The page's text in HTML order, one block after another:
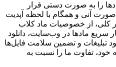
را به صورت دستی قرار
آنی و همگام با لحظه آپدیت
کلی، از خصوصیات ماد کلاب
سریع مادها در وب‌سایت، دانلود
تبلیغات و تضمین سلامت فایل‌ها
خود، تفاوت ما را نسبت به